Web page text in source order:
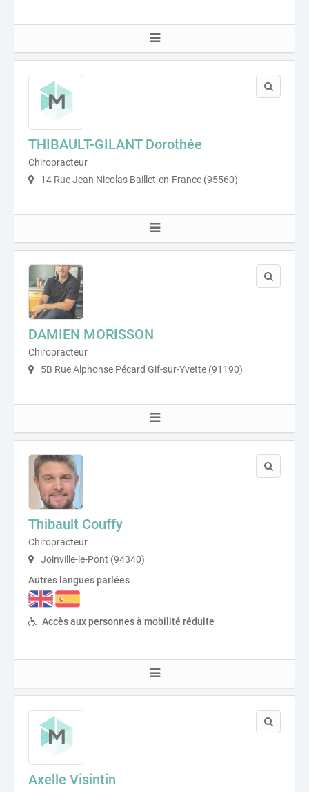
THIBAULT-GILANT Dorothée
Chiropracteur
14 Rue Jean Nicolas Baillet-en-France (95560)
DAMIEN MORISSON
Chiropracteur
5B Rue Alphonse Pécard Gif-sur-Yvette (91190)
Thibault Couffy
Chiropracteur
Joinville-le-Pont (94340)
Autres langues parlées
Accès aux personnes à mobilité réduite
Axelle Visintin